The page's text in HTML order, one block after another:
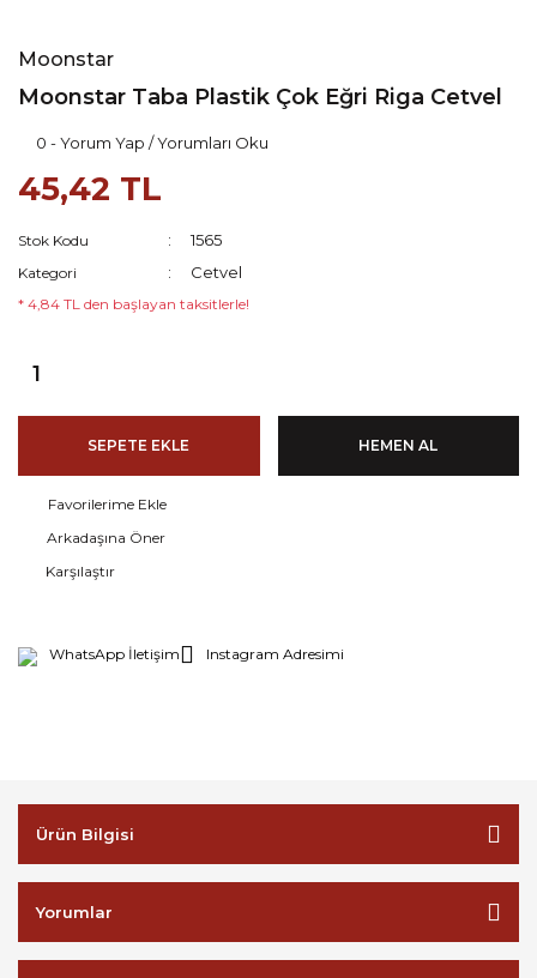
Moonstar
Moonstar Taba Plastik Çok Eğri Riga Cetvel
0 - Yorum Yap / Yorumları Oku
45,42 TL
Stok Kodu 1565
Kategori Cetvel
* 4,84 TL den başlayan taksitlerle!
SEPETE EKLE HEMEN AL
Arkadaşına Öner
Karşılaştır
WhatsApp İletişim Instagram Adresimi
Ürün Bilgisi
Yorumlar